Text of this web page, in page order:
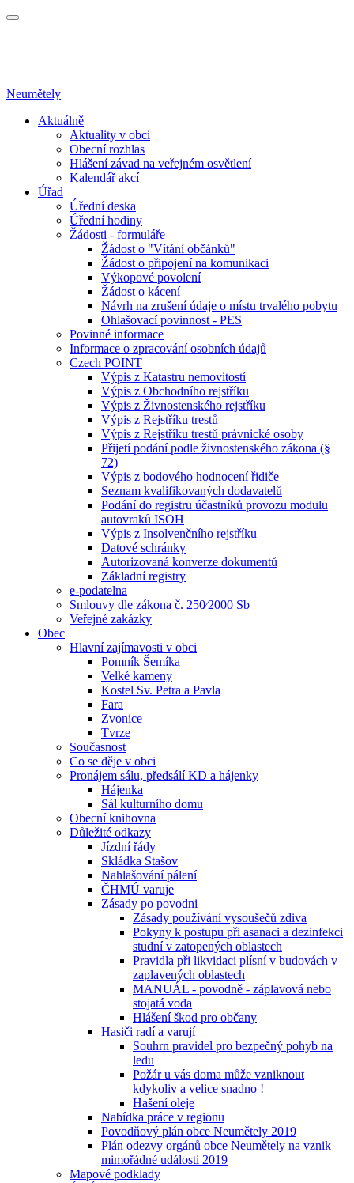
Neumětely
Aktuálně
Aktuality v obci
Obecní rozhlas
Hlášení závad na veřejném osvětlení
Kalendář akcí
Úřad
Úřední deska
Úřední hodiny
Žádosti - formuláře
Žádost o "Vítání občánků"
Žádost o připojení na komunikaci
Výkopové povolení
Žádost o kácení
Návrh na zrušení údaje o místu trvalého pobytu
Ohlašovací povinnost - PES
Povinné informace
Informace o zpracování osobních údajů
Czech POINT
Výpis z Katastru nemovitostí
Výpis z Obchodního rejstříku
Výpis z Živnostenského rejstříku
Výpis z Rejstříku trestů
Výpis z Rejstříku trestů právnické osoby
Přijetí podání podle živnostenského zákona (§
72)
Výpis z bodového hodnocení řidiče
Seznam kvalifikovaných dodavatelů
Podání do registru účastníků provozu modulu
autovraků ISOH
Výpis z Insolvenčního rejstříku
Datové schránky
Autorizovaná konverze dokumentů
Základní registry
e-podatelna
Smlouvy dle zákona č. 250⁄2000 Sb
Veřejné zakázky
Obec
Hlavní zajímavosti v obci
Pomník Šemíka
Velké kameny
Kostel Sv. Petra a Pavla
Fara
Zvonice
Tvrze
Současnost
Co se děje v obci
Pronájem sálu, předsálí KD a hájenky
Hájenka
Sál kulturního domu
Obecní knihovna
Důležité odkazy
Jízdní řády
Skládka Stašov
Nahlašování pálení
ČHMÚ varuje
Zásady po povodni
Zásady používání vysoušečů zdiva
Pokyny k postupu při asanaci a dezinfekci
studní v zatopených oblastech
Pravidla při likvidaci plísní v budovách v
zaplavených oblastech
MANUÁL - povodně - záplavová nebo
stojatá voda
Hlášení škod pro občany
Hasiči radí a varují
Souhrn pravidel pro bezpečný pohyb na
ledu
Požár u vás doma může vzniknout
kdykoliv a velice snadno !
Hašení oleje
Nabídka práce v regionu
Povodňový plán obce Neumětely 2019
Plán odezvy orgánů obce Neumětely na vznik
mimořádné události 2019
Mapové podklady